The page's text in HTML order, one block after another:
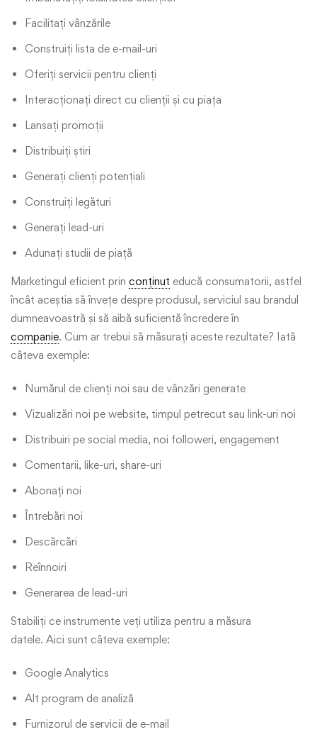
Facilitați vânzările
Construiți lista de e-mail-uri
Oferiți servicii pentru clienți
Interacționați direct cu clienții și cu piața
Lansați promoții
Distribuiți știri
Generați clienți potențiali
Construiți legături
Generați lead-uri
Adunați studii de piață
Marketingul eficient prin conținut educă consumatorii, astfel
încât aceștia să învețe despre produsul, serviciul sau brandul
dumneavoastră și să aibă suficientă încredere în
companie. Cum ar trebui să măsurați aceste rezultate? Iată
câteva exemple:
Numărul de clienți noi sau de vânzări generate
Vizualizări noi pe website, timpul petrecut sau link-uri noi
Distribuiri pe social media, noi followeri, engagement
Comentarii, like-uri, share-uri
Abonați noi
Întrebări noi
Descărcări
Reînnoiri
Generarea de lead-uri
Stabiliți ce instrumente veți utiliza pentru a măsura
datele. Aici sunt câteva exemple:
Google Analytics
Alt program de analiză
Furnizorul de servicii de e-mail